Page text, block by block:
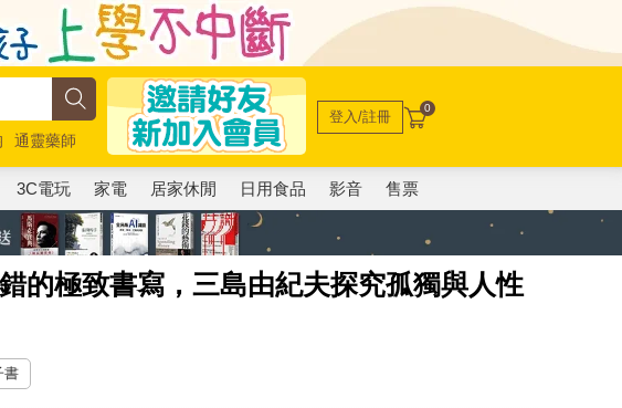
通靈藥師
登入/註冊 0
3C電玩 家電 居家休閒 日用食品 影音 售票
的極致書寫，三島由紀夫探究孤獨與人性
書